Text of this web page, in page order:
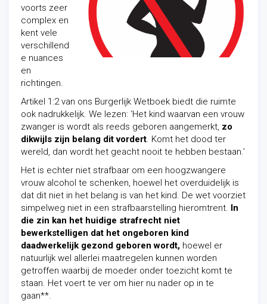
voorts zeer
complex en
kent vele
verschillend
e nuances
en
richtingen.
Artikel 1:2 van ons Burgerlijk Wetboek biedt die ruimte
ook nadrukkelijk. We lezen: ‘Het kind waarvan een vrouw
zwanger is wordt als reeds geboren aangemerkt, zo
dikwijls zijn belang dit vordert. Komt het dood ter
wereld, dan wordt het geacht nooit te hebben bestaan.’
Het is echter niet strafbaar om een hoogzwangere
vrouw alcohol te schenken, hoewel het overduidelijk is
dat dit niet in het belang is van het kind. De wet voorziet
simpelweg niet in een strafbaarstelling hieromtrent. In
die zin kan het huidige strafrecht niet
bewerkstelligen dat het ongeboren kind
daadwerkelijk gezond geboren wordt, hoewel er
natuurlijk wel allerlei maatregelen kunnen worden
getroffen waarbij de moeder onder toezicht komt te
staan. Het voert te ver om hier nu nader op in te
gaan**.